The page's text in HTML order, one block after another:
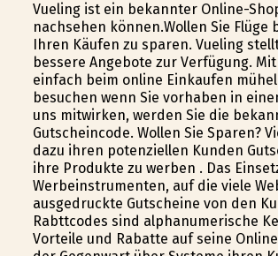
Vueling ist ein bekannter Online-
nachsehen können.Wollen Sie
Ihren Käufen zu sparen. Vueling
bessere Angebote zur Verfügung.
einfach beim online Einkaufen
besuchen wenn Sie vorhaben in
uns mitwirken, werden Sie die
Gutscheincode. Wollen Sie Sparen?
dazu ihren potenziellen Kunden
ihre Produkte zu werben . Das
Werbeinstrumenten, auf die viele
ausgedruckte Gutscheine von den
Rabttcodes sind alphanumerische
Vorteile und Rabatte auf seine